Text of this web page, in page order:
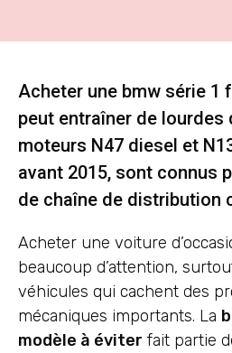
Acheter une bmw série 1
peut entraîner de lourdes
moteurs N47 diesel et
avant 2015, sont connus
de chaîne de distribution
Acheter une voiture
beaucoup d’attention,
véhicules qui cachent des
mécaniques importants. La
modèle à éviter fait partie